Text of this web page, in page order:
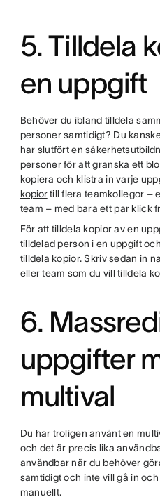
5. Tilldela
en uppgift
Behöver du ibland tilldela
personer samtidigt? Du
har slutfört en
personer för att granska ett
kopiera och klistra in varje
kopiortill flera teamkollegor –
team – med bara ett par klick
För att tilldela kopior av en
tilldelad person i en uppgift
tilldela kopior. Skriv sedan in
eller team som du vill tilldela
6.
uppgifter
multival
Du har troligen använt en
och det är precis lika
användbar när du behöver
samtidigt och inte vill gå in
manuellt.